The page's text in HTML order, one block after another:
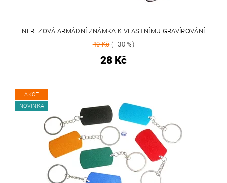
NEREZOVÁ ARMÁDNÍ ZNÁMKA K VLASTNÍMU GRAVÍROVÁNÍ
40 Kč(–30 %)
28 Kč
AKCE
NOVINKA